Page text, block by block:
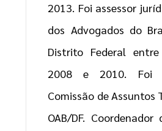
2013. Foi assessor
dos Advogados do
Distrito Federal
2008 e 2010. Foi
Comissão de Assuntos
OAB/DF.